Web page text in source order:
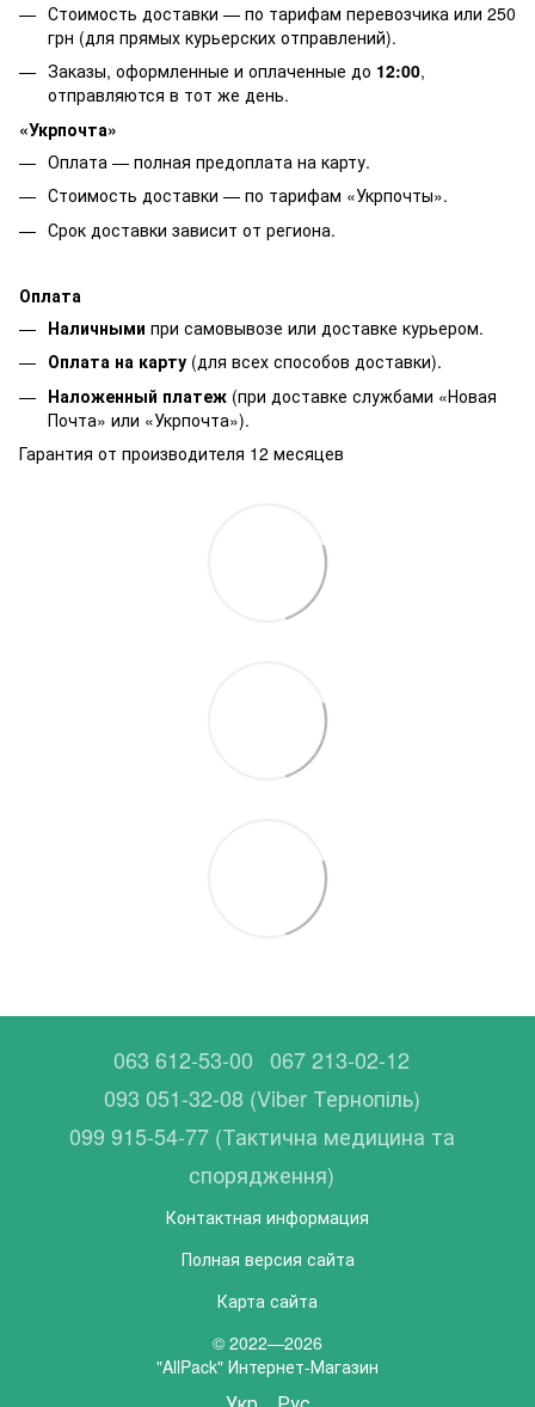
Стоимость доставки — по тарифам перевозчика или 250
грн (для прямых курьерских отправлений).
Заказы, оформленные и оплаченные до 12:00,
отправляются в тот же день.
«Укрпочта»
Оплата — полная предоплата на карту.
Стоимость доставки — по тарифам «Укрпочты».
Срок доставки зависит от региона.
Оплата
Наличными при самовывозе или доставке курьером.
Оплата на карту (для всех способов доставки).
Наложенный платеж (при доставке службами «Новая
Почта» или «Укрпочта»).
Гарантия от производителя 12 месяцев
063 612-53-00 067 213-02-12
093 051-32-08 (Viber Тернопіль)
099 915-54-77 (Тактична медицина та
спорядження)
Контактная информация
Полная версия сайта
Карта сайта
© 2022—2026
"AllPack" Интернет-Магазин